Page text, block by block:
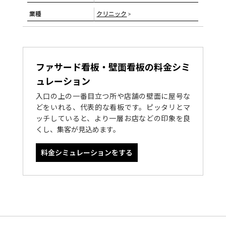
業種 クリニック >
ファサード看板・壁面看板の料金シミ
ュレーション
入口の上の一番目立つ所や店舗の壁面に屋号な
どをいれる、代表的な看板です。ピッタリとマ
ッチしていると、より一層お店などの印象を良
くし、集客が見込めます。
料金シミュレーションをする